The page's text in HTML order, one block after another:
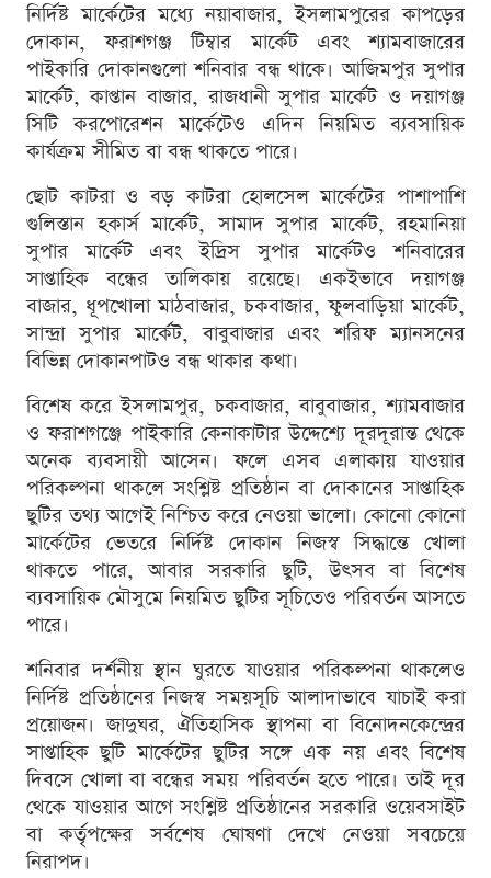
নির্দিষ্ট মার্কেটের মধ্যে নয়াবাজার, ইসলামপুরের কাপড়ের
দোকান, ফরাশগঞ্জ টিম্বার মার্কেট এবং শ্যামবাজারের
পাইকারি দোকানগুলো শনিবার বন্ধ থাকে। আজিমপুর সুপার
মার্কেট, কাপ্তান বাজার, রাজধানী সুপার মার্কেট ও দয়াগঞ্জ
সিটি করপোরেশন মার্কেটেও এদিন নিয়মিত ব্যবসায়িক
কার্যক্রম সীমিত বা বন্ধ থাকতে পারে।
ছোট কাটরা ও বড় কাটরা হোলসেল মার্কেটের পাশাপাশি
গুলিস্তান হকার্স মার্কেট, সামাদ সুপার মার্কেট, রহমানিয়া
সুপার মার্কেট এবং ইদ্রিস সুপার মার্কেটও শনিবারের
সাপ্তাহিক বন্ধের তালিকায় রয়েছে। একইভাবে দয়াগঞ্জ
বাজার, ধূপখোলা মাঠবাজার, চকবাজার, ফুলবাড়িয়া মার্কেট,
সান্দ্রা সুপার মার্কেট, বাবুবাজার এবং শরিফ ম্যানসনের
বিভিন্ন দোকানপাটও বন্ধ থাকার কথা।
বিশেষ করে ইসলামপুর, চকবাজার, বাবুবাজার, শ্যামবাজার
ও ফরাশগঞ্জে পাইকারি কেনাকাটার উদ্দেশ্যে দূরদূরান্ত থেকে
অনেক ব্যবসায়ী আসেন। ফলে এসব এলাকায় যাওয়ার
পরিকল্পনা থাকলে সংশ্লিষ্ট প্রতিষ্ঠান বা দোকানের সাপ্তাহিক
ছুটির তথ্য আগেই নিশ্চিত করে নেওয়া ভালো। কোনো কোনো
মার্কেটের ভেতরে নির্দিষ্ট দোকান নিজস্ব সিদ্ধান্তে খোলা
থাকতে পারে, আবার সরকারি ছুটি, উৎসব বা বিশেষ
ব্যবসায়িক মৌসুমে নিয়মিত ছুটির সূচিতেও পরিবর্তন আসতে
পারে।
শনিবার দর্শনীয় স্থান ঘুরতে যাওয়ার পরিকল্পনা থাকলেও
নির্দিষ্ট প্রতিষ্ঠানের নিজস্ব সময়সূচি আলাদাভাবে যাচাই করা
প্রয়োজন। জাদুঘর, ঐতিহাসিক স্থাপনা বা বিনোদনকেন্দ্রের
সাপ্তাহিক ছুটি মার্কেটের ছুটির সঙ্গে এক নয় এবং বিশেষ
দিবসে খোলা বা বন্ধের সময় পরিবর্তন হতে পারে। তাই দূর
থেকে যাওয়ার আগে সংশ্লিষ্ট প্রতিষ্ঠানের সরকারি ওয়েবসাইট
বা কর্তৃপক্ষের সর্বশেষ ঘোষণা দেখে নেওয়া সবচেয়ে
নিরাপদ।